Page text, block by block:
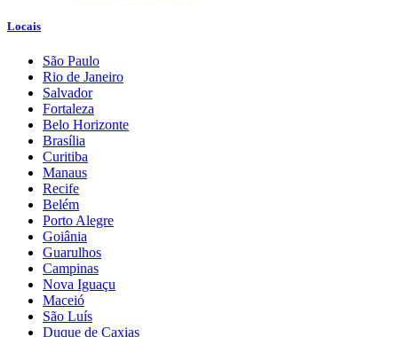
Locais
São Paulo
Rio de Janeiro
Salvador
Fortaleza
Belo Horizonte
Brasília
Curitiba
Manaus
Recife
Belém
Porto Alegre
Goiânia
Guarulhos
Campinas
Nova Iguaçu
Maceió
São Luís
Duque de Caxias